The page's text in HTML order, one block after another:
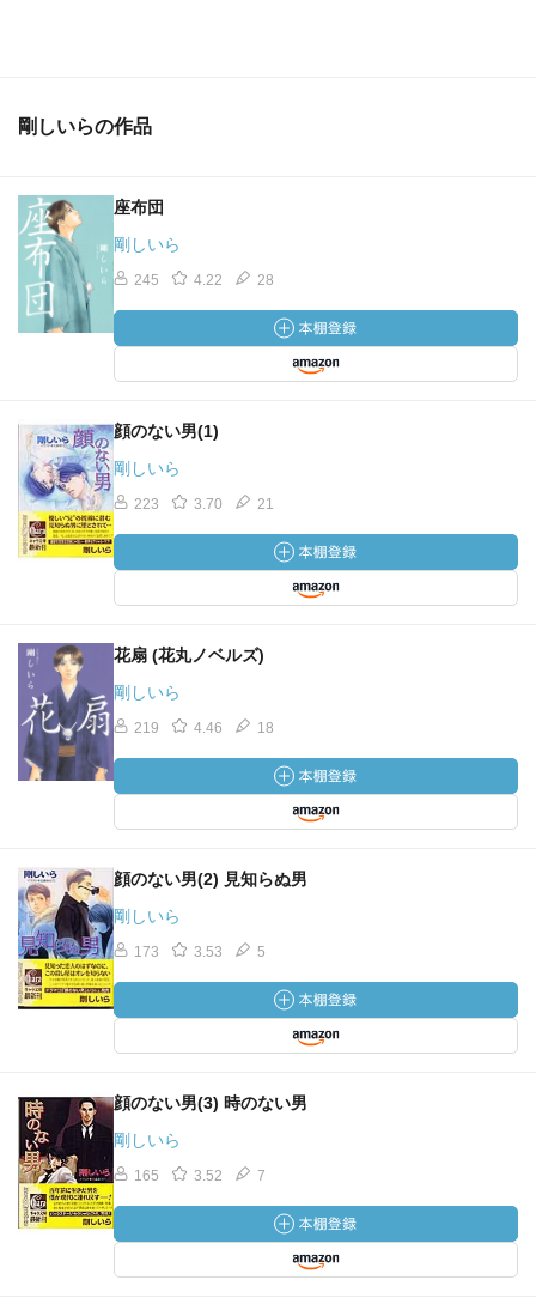
剛しいらの作品
座布団
剛しいら
245 4.22 28
顔のない男(1)
剛しいら
223 3.70 21
花扇 (花丸ノベルズ)
剛しいら
219 4.46 18
顔のない男(2) 見知らぬ男
剛しいら
173 3.53 5
顔のない男(3) 時のない男
剛しいら
165 3.52 7